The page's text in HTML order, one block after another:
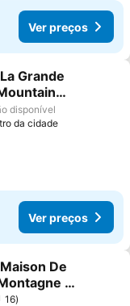
Ver preços
favoritos
Grande
Wi-Fi
disponível
da cidade
Ver preços
favoritos
De
Et
16